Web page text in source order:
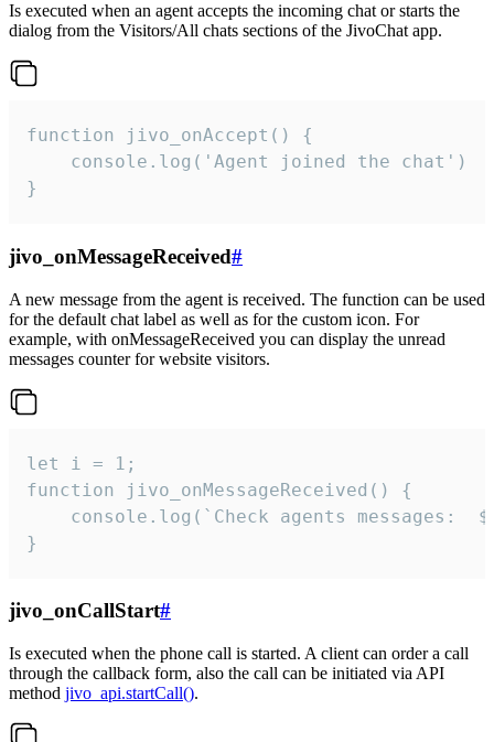
Is executed when an agent accepts the incoming chat or starts the
dialog from the Visitors/All chats sections of the JivoChat app.
function jivo_onAccept() {
}
jivo_onMessageReceived#
A new message from the agent is received. The function can be used
for the default chat label as well as for the custom icon. For
example, with onMessageReceived you can display the unread
messages counter for website visitors.
let i = 1;
function jivo_onMessageReceived() {
}
jivo_onCallStart#
Is executed when the phone call is started. A client can order a call
through the callback form, also the call can be initiated via API
method jivo_api.startCall().